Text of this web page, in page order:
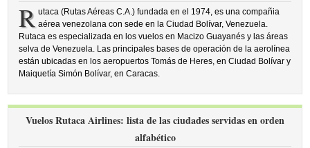
R utaca (Rutas Aéreas C.A.) fundada en el 1974, es una compañia
aérea venezolana con sede en la Ciudad Bolívar, Venezuela.
Rutaca es especializada en los vuelos en Macizo Guayanés y las áreas
selva de Venezuela. Las principales bases de operación de la aerolínea
están ubicadas en los aeropuertos Tomás de Heres, en Ciudad Bolívar y
Maiquetía Simón Bolívar, en Caracas.
Vuelos Rutaca Airlines: lista de las ciudades servidas en orden
alfabético